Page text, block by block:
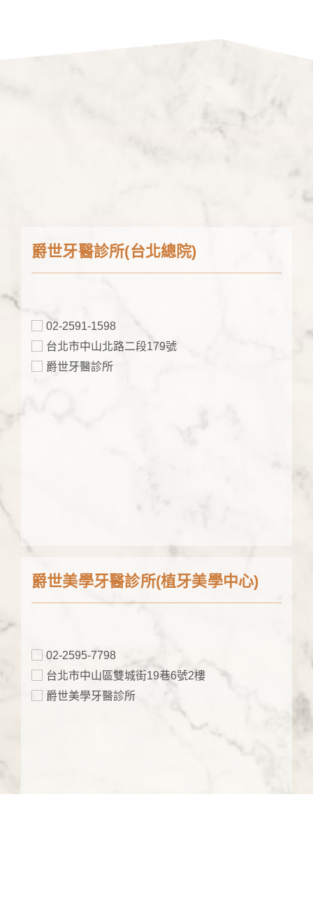
爵世牙醫診所(台北總院)
02-2591-1598
台北市中山北路二段179號
爵世牙醫診所
爵世美學牙醫診所(植牙美學中心)
02-2595-7798
台北市中山區雙城街19巷6號2樓
爵世美學牙醫診所